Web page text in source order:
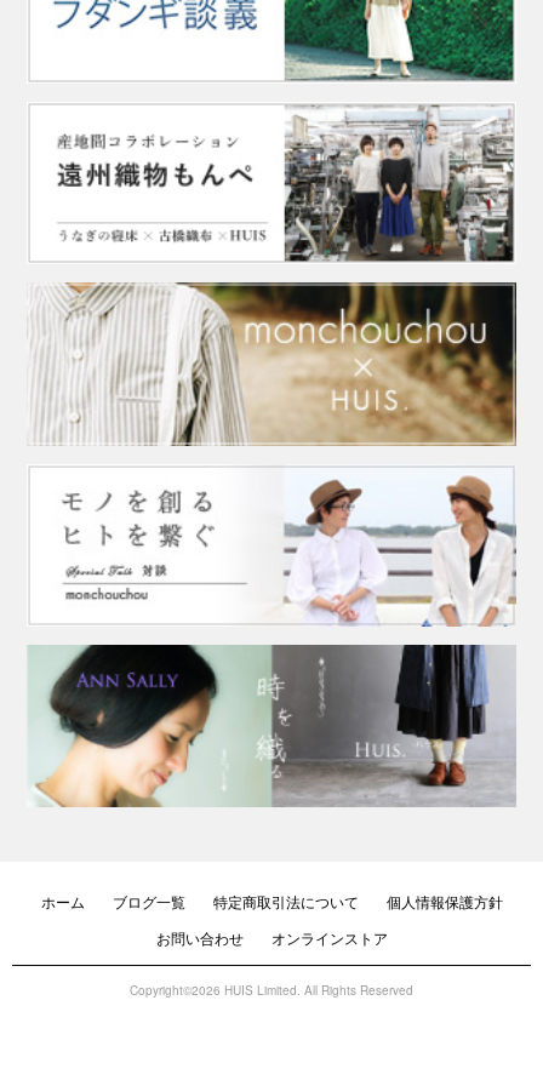
ホーム ブログ一覧 特定商取引法について
個人情報保護方針
お問い合わせ
オンラインストア
Copyright©2026 HUIS Limited. All Rights Reserved